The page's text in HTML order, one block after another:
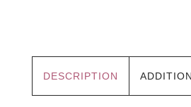
DESCRIPTION